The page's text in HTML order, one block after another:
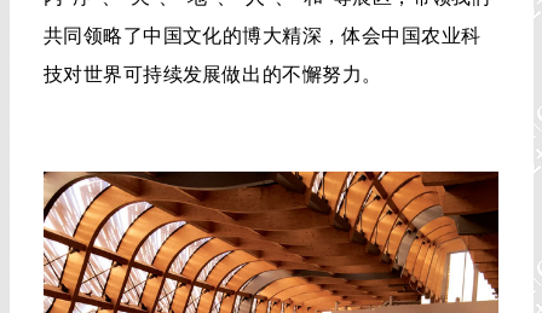
共同领略了中国文化的博大精深，体会中国农业科
技对世界可持续发展做出的不懈努力。